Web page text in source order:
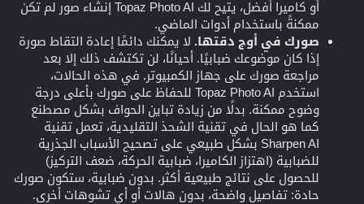
أو كاميرا أفضل، يتيح لك Topaz Photo AI إنشاء صور لم تكن
ممكنةً باستخدام أدوات الماضي.
صورك في أوج دقتها. لا يمكنك دائمًا إعادة التقاط صورة
إذا كان موضوعك ضبابيًا. أحيانًا، لن تكتشف ذلك إلا بعد
مراجعة صورك على جهاز الكمبيوتر. في هذه الحالات،
استخدم Topaz Photo AI للحفاظ على صورك بأعلى درجة
وضوح ممكنة. بدلًا من زيادة تباين الحواف بشكل مصطنع
كما هو الحال في تقنية الشحذ التقليدية، تعمل تقنية
Sharpen AI بشكل طبيعي على تصحيح الأسباب الجذرية
للضبابية (اهتزاز الكاميرا، ضبابية الحركة، ضعف التركيز)
للحصول على نتائج طبيعية أكثر. بدون ضبابية، ستكون صورك
حادة: تفاصيل واضحة، بدون هالات أو أي تشوهات أخرى.